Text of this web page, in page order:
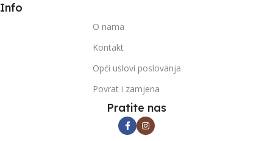
Info
O nama
Kontakt
Opći uslovi poslovanja
Povrat i zamjena
Pratite nas